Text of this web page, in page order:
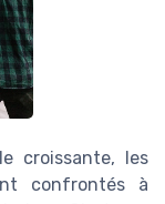
croissante, les
confrontés à